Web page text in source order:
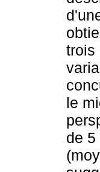
trois
le
de